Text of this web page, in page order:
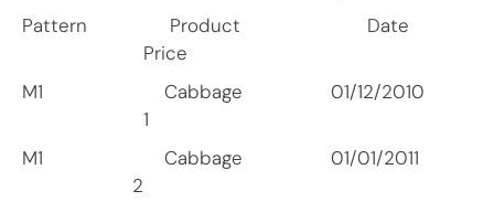
Pattern Product Date
Price
M1 Cabbage 01/12/2010
1
M1 Cabbage 01/01/2011
2